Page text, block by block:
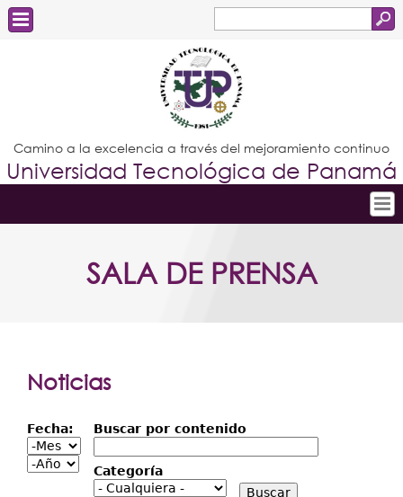
de
búsqueda
Estudiantes
Docentes
Administrativos
Graduados
Camino a la excelencia a través del mejoramiento continuo
Universidad Tecnológica de Panamá
Conoce la UTP
Facultades
Centros Regionales
SALA DE PRENSA
Noticias
Fecha:
Fecha:
Mes
Año
Buscar por contenido
Categoría